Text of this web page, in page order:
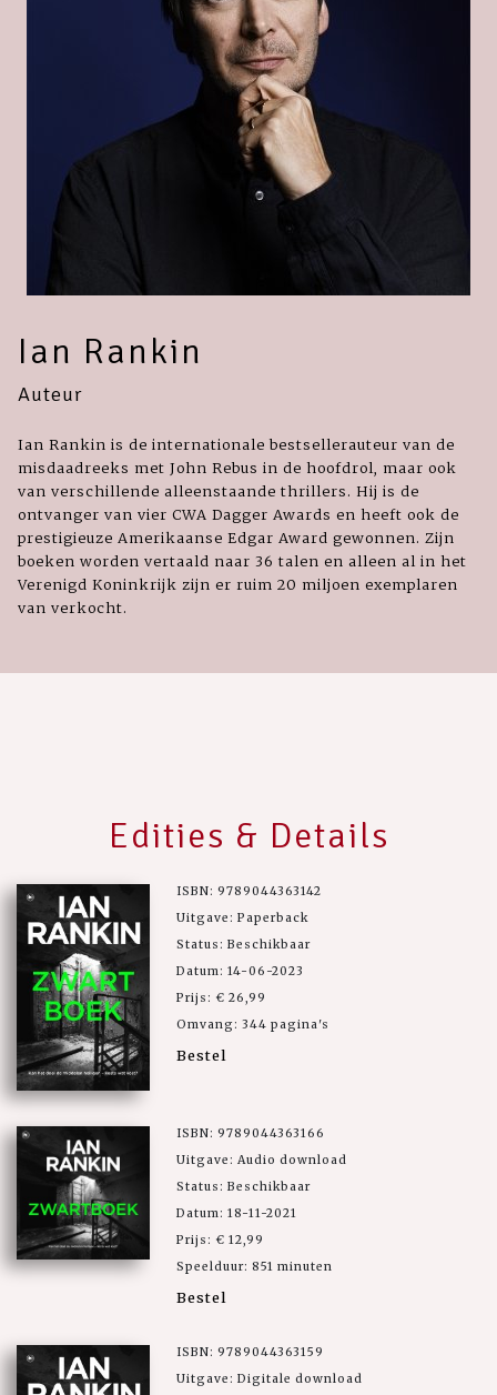
Ian Rankin
Auteur
Ian Rankin is de internationale bestsellerauteur van de
misdaadreeks met John Rebus in de hoofdrol, maar ook
van verschillende alleenstaande thrillers. Hij is de
ontvanger van vier CWA Dagger Awards en heeft ook de
prestigieuze Amerikaanse Edgar Award gewonnen. Zijn
boeken worden vertaald naar 36 talen en alleen al in het
Verenigd Koninkrijk zijn er ruim 20 miljoen exemplaren
van verkocht.
Edities & Details
ISBN: 9789044363142
Uitgave: Paperback
Status: Beschikbaar
Datum: 14-06-2023
Prijs: € 26,99
Omvang: 344 pagina's
Bestel
ISBN: 9789044363166
Uitgave: Audio download
Status: Beschikbaar
Datum: 18-11-2021
Prijs: € 12,99
Speelduur: 851 minuten
Bestel
ISBN: 9789044363159
Uitgave: Digitale download